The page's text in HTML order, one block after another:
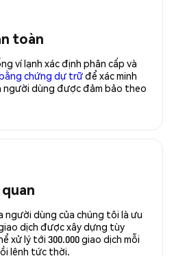
toàn
ví lạnh xác định phân cấp và
chứng dự trữđể xác minh
người dùng được đảm bảo theo
người dùng của chúng tôi là ưu
dịch được xây dựng tùy
xử lý tới 300.000 giao dịch mỗi
lệnh tức thời.